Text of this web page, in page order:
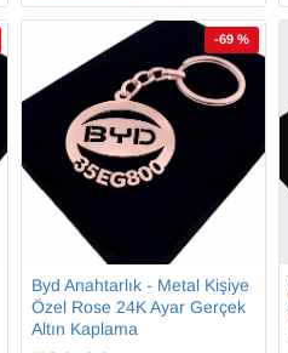
-69 %
Byd Anahtarlık - Metal Kişiye
Özel Rose 24K Ayar Gerçek
Altın Kaplama